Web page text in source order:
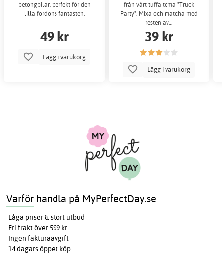
betongbilar, perfekt för den
lilla fordons fantasten.
49 kr
Lägg i varukorg
från vårt tuffa tema "Truck
Party". Mixa och matcha med
resten av…
39 kr
Lägg i varukorg
Varför handla på MyPerfectDay.se
Låga priser & stort utbud
Fri frakt över 599 kr
Ingen fakturaavgift
14 dagars öppet köp